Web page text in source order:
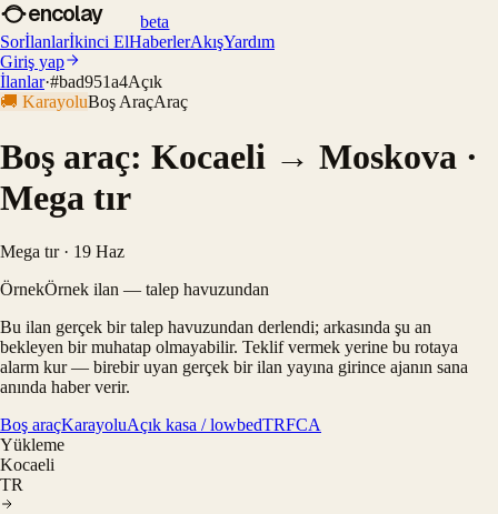
encolay
beta
Sorİlanlarİkinci ElHaberlerAkışYardım
Giriş yap
İlanlar·#bad951a4Açık
🚚 KarayoluBoş AraçAraç
Boş araç: Kocaeli → Moskova ·
Mega tır
Mega tır · 19 Haz
ÖrnekÖrnek ilan — talep havuzundan
Bu ilan gerçek bir talep havuzundan derlendi; arkasında şu an
bekleyen bir muhatap olmayabilir. Teklif vermek yerine bu rotaya
alarm kur — birebir uyan gerçek bir ilan yayına girince ajanın sana
anında haber verir.
Boş araçKarayoluAçık kasa / lowbedTRFCA
Yükleme
Kocaeli
TR